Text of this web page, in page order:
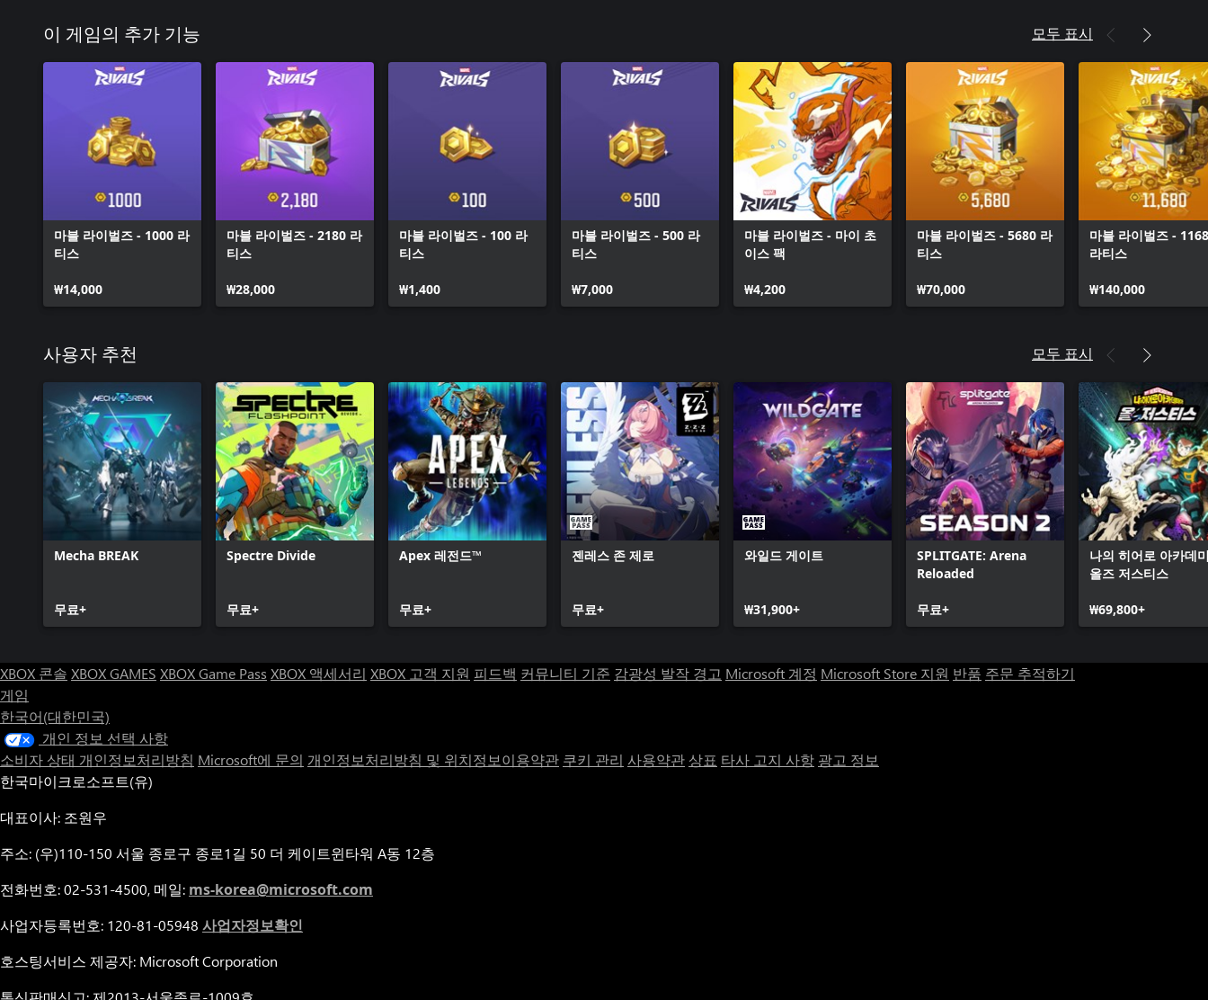
전장에 합류하고, 도전 정신을 자극하는 신규 맵이 업데이트됩니다. 또한 시즌마다 새롭게 출시되
는 콘텐츠를 활용하여 새로운 전략을 구상할 수 있습니다. 짜릿한 전투와 무한한 가능성을 직접 체
험해 보세요!
이 게임의 추가 기능 모두 표시
마블 라이벌즈 - 1000 라
티스
₩14,000
마블 라이벌즈 - 2180 라
티스
₩28,000
마블 라이벌즈 - 100 라
티스
₩1,400
마블 라이벌즈 - 500 라
티스
₩7,000
마블 라이벌즈 - 마이 초
이스 팩
₩4,200
마블 라이벌즈 - 5680 라
티스
₩70,000
마블 라이벌즈 -
라티스
₩140,000
사용자 추천 모두 표시
Mecha BREAK
무료+
Spectre Divide
무료+
Apex 레전드™
무료+
젠레스 존 제로
무료+
와일드 게이트
₩31,900+
SPLITGATE: Arena
Reloaded
무료+
나의 히어로 아카데
올즈 저스티스
₩69,800+
XBOX 콘솔 XBOX GAMES XBOX Game Pass XBOX 액세서리 XBOX 고객 지원 피드백 커뮤니티 기준 감광성 발작 경고 Microsoft 계정 Microsoft Store 지원 반품 주문 추적하기
게임
한국어(대한민국)
개인 정보 선택 사항
소비자 상태 개인정보처리방침 Microsoft에 문의 개인정보처리방침 및 위치정보이용약관 쿠키 관리 사용약관 상표 타사 고지 사항 광고 정보
한국마이크로소프트(유)
대표이사: 조원우
주소: (우)110-150 서울 종로구 종로1길 50 더 케이트윈타워 A동 12층
전화번호: 02-531-4500, 메일: ms-korea@microsoft.com
사업자등록번호: 120-81-05948 사업자정보확인
호스팅서비스 제공자: Microsoft Corporation